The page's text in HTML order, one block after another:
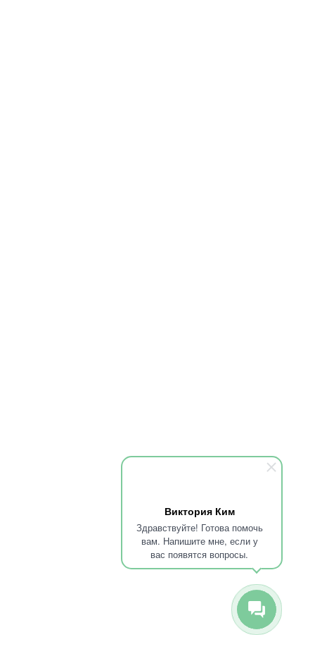
Виктория Ким
Здравствуйте! Готова помочь
вам. Напишите мне, если у
вас появятся вопросы.
premium-medicine@yandex.ru
Приём возможен только по предварительной записи